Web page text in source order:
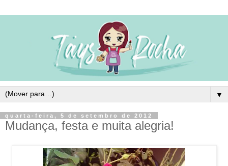
▼
quarta-feira, 5 de setembro de 2012
Mudança, festa e muita alegria!